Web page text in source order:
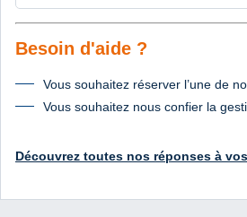
Besoin d'aide ?
Vous souhaitez réserver l’une de
Vous souhaitez nous confier la
Découvrez toutes nos réponses à